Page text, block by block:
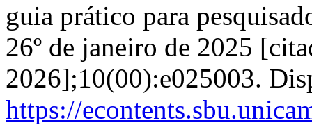
guia prático para
26º de janeiro de 2025
2026];10(00):e025003.
https://